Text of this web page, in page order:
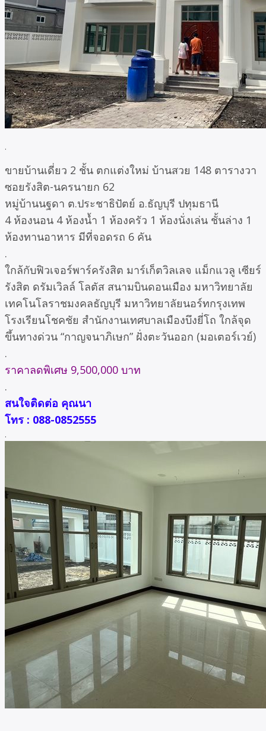
.
ขายบ้านเดี่ยว 2 ชั้น ตกแต่งใหม่ บ้านสวย 148 ตารางวา
ซอยรังสิต-นครนายก 62
หมู่บ้านนฐดา ต.ประชาธิปัตย์ อ.ธัญบุรี ปทุมธานี
4 ห้องนอน 4 ห้องน้ำ 1 ห้องครัว 1 ห้องนั่งเล่น ชั้นล่าง 1
ห้องทานอาหาร มีที่จอดรถ 6 คัน
.
ใกล้กับฟิวเจอร์พาร์ครังสิต มาร์เก็ตวิลเลจ แม็กแวลู เซียร์
รังสิต ดรัมเวิลล์ โลตัส สนามบินดอนเมือง มหาวิทยาลัย
เทคโนโลราชมงคลธัญบุรี มหาวิทยาลัยนอร์ทกรุงเทพ
โรงเรียนโชคชัย สำนักงานเทศบาลเมืองบึงยี่โถ ใกล้จุด
ขึ้นทางด่วน “กาญจนาภิเษก” ฝั่งตะวันออก (มอเตอร์เวย์)
.
ราคาลดพิเศษ 9,500,000 บาท
.
สนใจติดต่อ คุณนา
โทร : 088-0852555
.